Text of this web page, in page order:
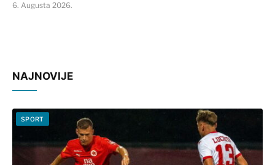
6. Augusta 2026.
NAJNOVIJE
SPORT